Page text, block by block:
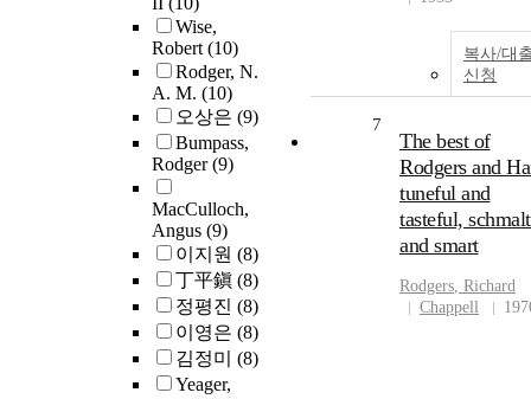
Wise,
Robert(10)
Rodger, N.
A. M. (10)
오상은 (9)
Bumpass,
Rodger(9)
MacCulloch,
Angus (9)
이지원 (8)
丁平鎭 (8)
정평진 (8)
이영은 (8)
김정미 (8)
Yeager,
복사/대
신청
7
The best of
Rodgers and
tuneful and
tasteful,
and smart
Rodgers, Richard
Chappell